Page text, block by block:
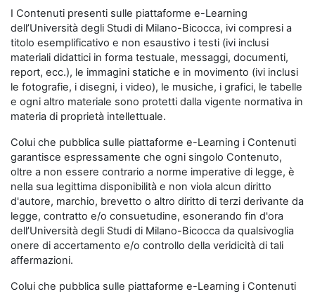
I Contenuti presenti sulle piattaforme e-Learning
dell’Università degli Studi di Milano-Bicocca, ivi compresi a
titolo esemplificativo e non esaustivo i testi (ivi inclusi
materiali didattici in forma testuale, messaggi, documenti,
report, ecc.), le immagini statiche e in movimento (ivi inclusi
le fotografie, i disegni, i video), le musiche, i grafici, le tabelle
e ogni altro materiale sono protetti dalla vigente normativa in
materia di proprietà intellettuale.
Colui che pubblica sulle piattaforme e-Learning i Contenuti
garantisce espressamente che ogni singolo Contenuto,
oltre a non essere contrario a norme imperative di legge, è
nella sua legittima disponibilità e non viola alcun diritto
d'autore, marchio, brevetto o altro diritto di terzi derivante da
legge, contratto e/o consuetudine, esonerando fin d'ora
dell’Università degli Studi di Milano-Bicocca da qualsivoglia
onere di accertamento e/o controllo della veridicità di tali
affermazioni.
Colui che pubblica sulle piattaforme e-Learning i Contenuti